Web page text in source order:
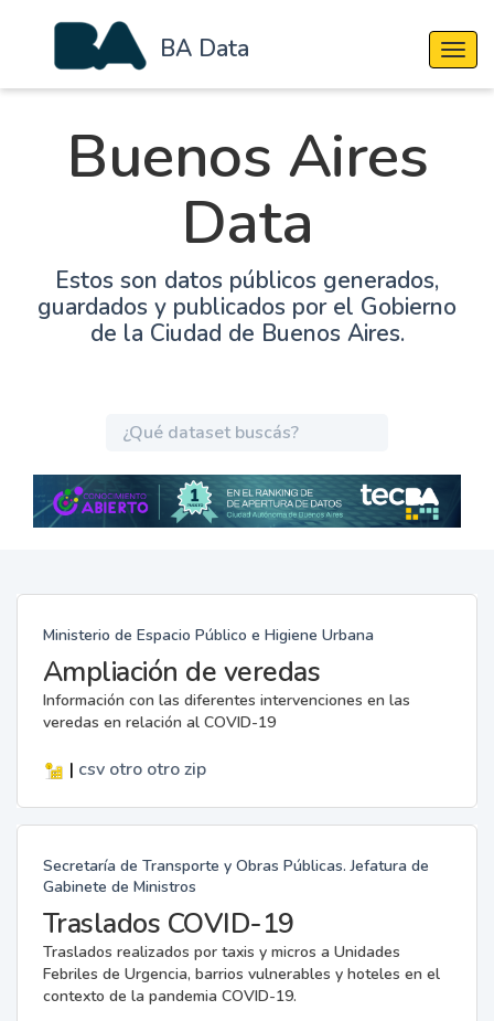
BA Data
Buenos Aires
Data
Estos son datos públicos generados,
guardados y publicados por el Gobierno
de la Ciudad de Buenos Aires.
Ministerio de Espacio Público e Higiene Urbana
Ampliación de veredas
Información con las diferentes intervenciones en las
veredas en relación al COVID-19
| csv otro otro zip
Secretaría de Transporte y Obras Públicas. Jefatura de
Gabinete de Ministros
Traslados COVID-19
Traslados realizados por taxis y micros a Unidades
Febriles de Urgencia, barrios vulnerables y hoteles en el
contexto de la pandemia COVID-19.